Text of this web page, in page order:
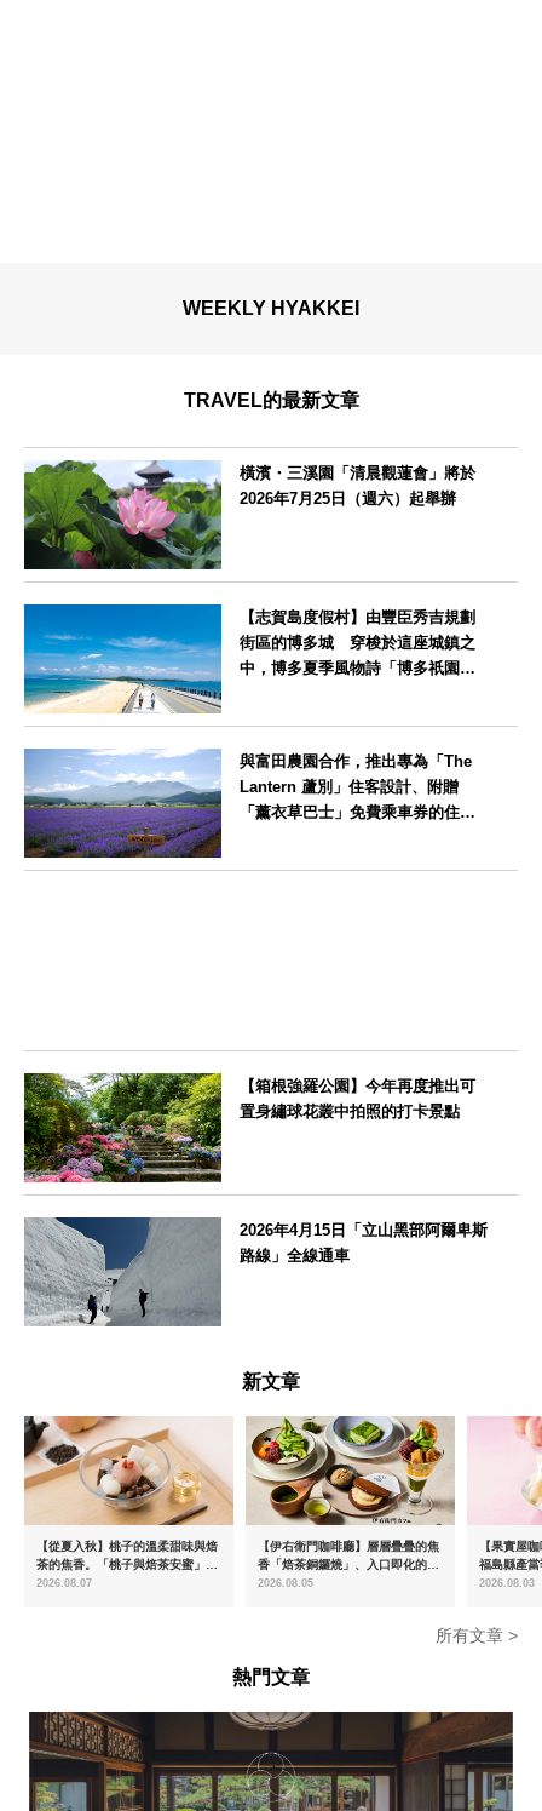
WEEKLY HYAKKEI
TRAVEL的最新文章
橫濱・三溪園「清晨觀蓮會」將於
2026年7月25日（週六）起舉辦
【志賀島度假村】由豐臣秀吉規劃
街區的博多城 穿梭於這座城鎮之
中，博多夏季風物詩「博多祇園山
與富田農園合作，推出專為「The
Lantern 蘆別」住客設計、附贈
「薰衣草巴士」免費乘車券的住宿
【箱根強羅公園】今年再度推出可
置身繡球花叢中拍照的打卡景點
2026年4月15日「立山黑部阿爾卑斯
路線」全線通車
新文章
【從夏入秋】桃子的溫柔甜味與焙
茶的焦香。「桃子與焙茶安蜜」將
於8月中旬起限時販售
2026.08.07
【伊右衛門咖啡廳】層層疊疊的焦
香「焙茶銅鑼燒」、入口即化的
「宇治抹茶提拉米蘇」全新登場
2026.08.05
【果實屋
福島縣產
2026.08.03
所有文章 >
熱門文章